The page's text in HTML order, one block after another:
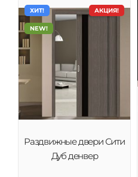
АКЦИЯ!
ХИТ!
NEW!
Раздвижные двери Сити
Дуб денвер